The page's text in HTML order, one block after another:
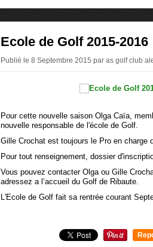
Ecole de Golf 2015-2016
Publié le 8 Septembre 2015 par as golf club
Pour cette nouvelle saison Olga Caïa,
nouvelle responsable de l'école de Golf.
Gille Crochat est toujours le Pro en charge
Pour tout renseignement, dossier
Vous pouvez contacter Olga ou Gille
adressez a l’accueil du Golf de Ribaute.
L'Ecole de Golf fait sa rentrée courant